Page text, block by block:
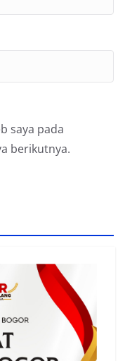
saya pada
berikutnya.